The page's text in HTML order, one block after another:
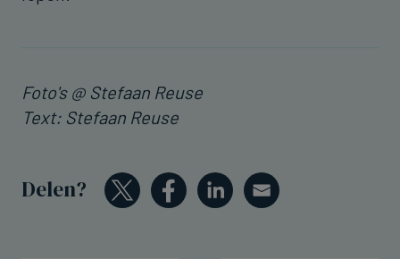
Foto's @ Stefaan Reuse
Text: Stefaan Reuse
Delen?